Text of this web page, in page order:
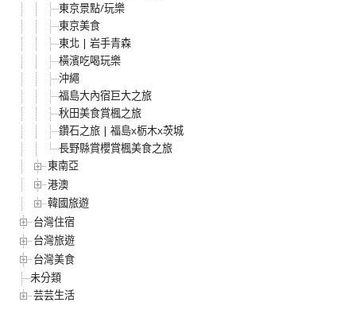
東京景點/玩樂
東京美食
東北 | 岩手青森
橫濱吃喝玩樂
沖繩
福島大內宿巨大之旅
秋田美食賞楓之旅
鑽石之旅 | 福島x栃木x茨城
長野縣賞櫻賞楓美食之旅
東南亞
港澳
韓國旅遊
台灣住宿
台灣旅遊
台灣美食
未分類
芸芸生活